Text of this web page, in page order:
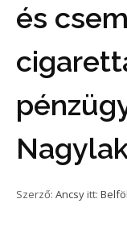
és
Szerző: Ancsy itt: